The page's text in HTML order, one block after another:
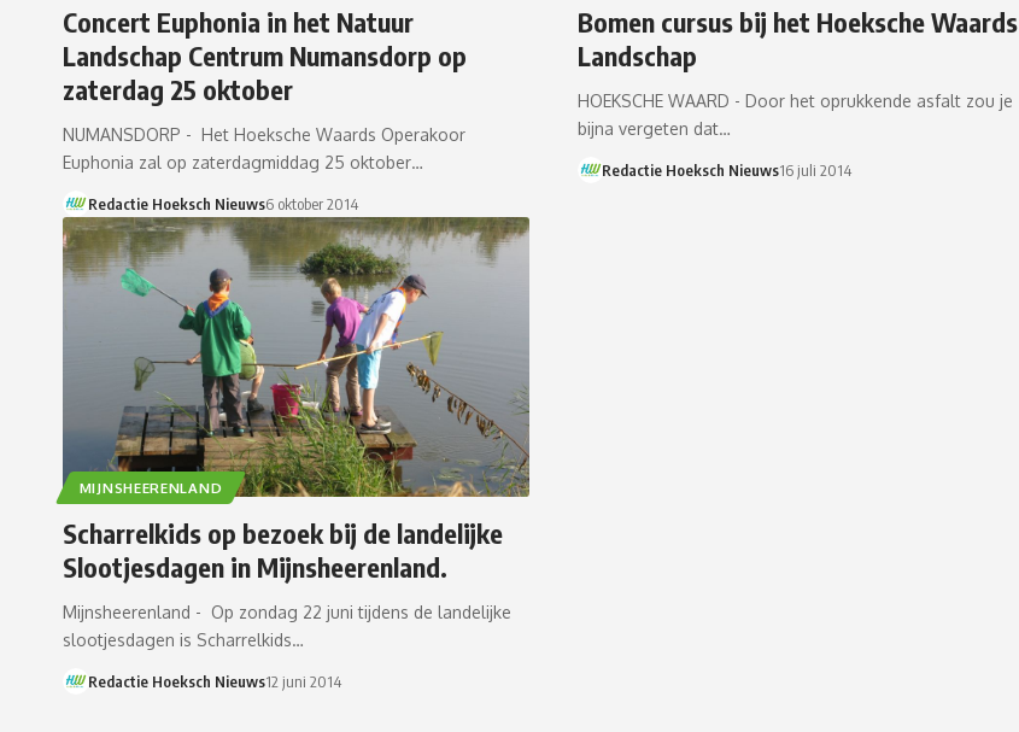
Concert Euphonia in het Natuur
Landschap Centrum Numansdorp op
zaterdag 25 oktober
NUMANSDORP - Het Hoeksche Waards Operakoor
Euphonia zal op zaterdagmiddag 25 oktober…
Redactie Hoeksch Nieuws6 oktober 2014
Bomen cursus bij het Hoeksche Waards
Landschap
HOEKSCHE WAARD - Door het oprukkende asfalt zou je
bijna vergeten dat…
Redactie Hoeksch Nieuws16 juli 2014
MIJNSHEERENLAND
Scharrelkids op bezoek bij de landelijke
Slootjesdagen in Mijnsheerenland.
Mijnsheerenland - Op zondag 22 juni tijdens de landelijke
slootjesdagen is Scharrelkids…
Redactie Hoeksch Nieuws12 juni 2014